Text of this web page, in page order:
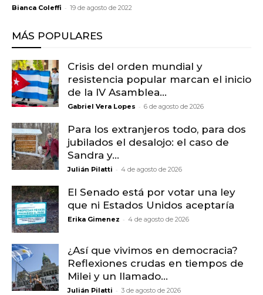
Bianca Coleffi - 19 de agosto de 2022
MÁS POPULARES
Crisis del orden mundial y
resistencia popular marcan el inicio
de la IV Asamblea...
Gabriel Vera Lopes - 6 de agosto de 2026
Para los extranjeros todo, para dos
jubilados el desalojo: el caso de
Sandra y...
Julián Pilatti - 4 de agosto de 2026
El Senado está por votar una ley
que ni Estados Unidos aceptaría
Erika Gimenez - 4 de agosto de 2026
¿Así que vivimos en democracia?
Reflexiones crudas en tiempos de
Milei y un llamado...
Julián Pilatti - 3 de agosto de 2026